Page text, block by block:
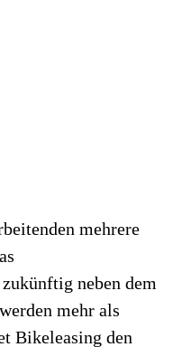
mehrere
neben dem
mehr als
Bikeleasing den